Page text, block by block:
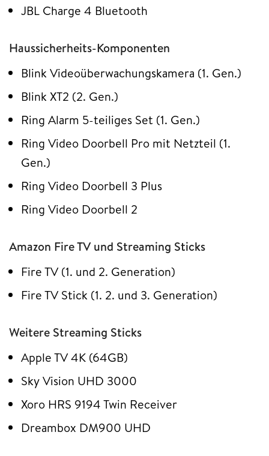
JBL Charge 4 Bluetooth
Haussicherheits-Komponenten
Blink Videoüberwachungskamera (1. Gen.)
Blink XT2 (2. Gen.)
Ring Alarm 5-teiliges Set (1. Gen.)
Ring Video Doorbell Pro mit Netzteil (1.
Gen.)
Ring Video Doorbell 3 Plus
Ring Video Doorbell 2
Amazon Fire TV und Streaming Sticks
Fire TV (1. und 2. Generation)
Fire TV Stick (1. 2. und 3. Generation)
Weitere Streaming Sticks
Apple TV 4K (64GB)
Sky Vision UHD 3000
Xoro HRS 9194 Twin Receiver
Dreambox DM900 UHD